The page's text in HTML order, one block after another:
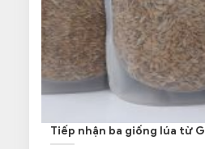
Tiếp nhận ba giống lúa từ